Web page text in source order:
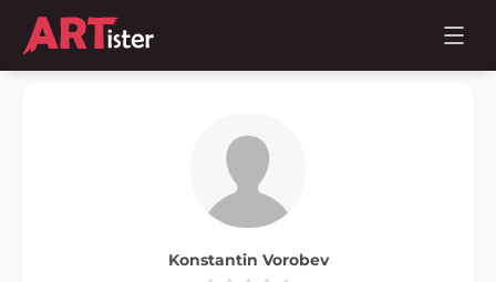
Konstantin Vorobev